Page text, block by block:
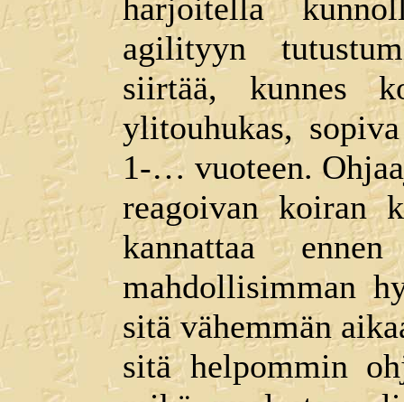
harjoitella
agilityyn
siirtää, kunnes
ylitouhukas,
1-… vuoteen.
reagoivan koiran
kannattaa
mahdollisimman
sitä vähemmän
sitä helpommin